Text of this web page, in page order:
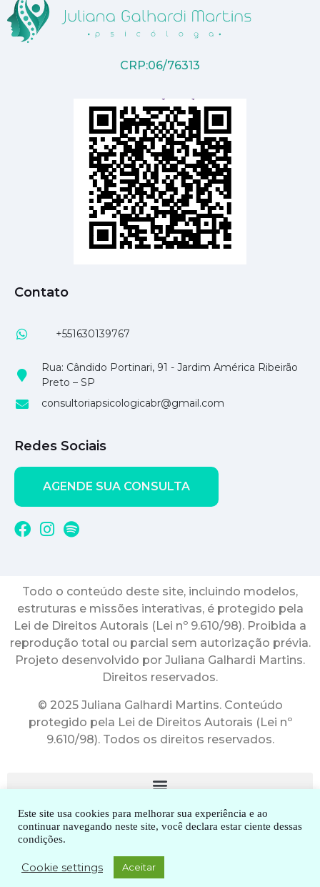
CRP:06/76313
Contato
+551630139767
Rua: Cândido Portinari, 91 - Jardim América Ribeirão
Preto – SP
consultoriapsicologicabr@gmail.com
Redes Sociais
AGENDE SUA CONSULTA
Todo o conteúdo deste site, incluindo modelos,
estruturas e missões interativas, é protegido pela
Lei de Direitos Autorais (Lei nº 9.610/98). Proibida a
reprodução total ou parcial sem autorização prévia.
Projeto desenvolvido por Juliana Galhardi Martins.
Direitos reservados.
© 2025 Juliana Galhardi Martins. Conteúdo
protegido pela Lei de Direitos Autorais (Lei nº
9.610/98). Todos os direitos reservados.
2010-2025. Dra. Juliana Galhardi Martins. Todos os direitos
reservados.
Este site usa cookies para melhorar sua experiência e ao
continuar navegando neste site, você declara estar ciente dessas
condições.
Cookie settings Aceitar